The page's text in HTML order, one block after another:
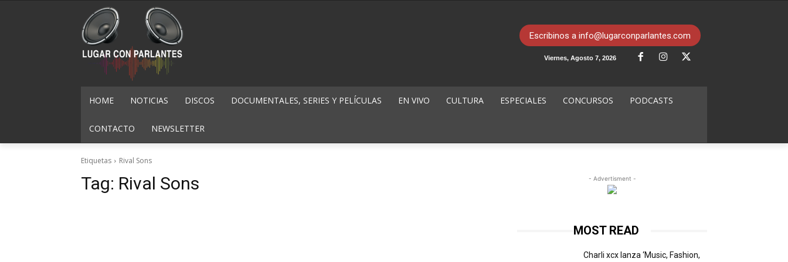
Escribinos a info@lugarconparlantes.com
Viernes, Agosto 7, 2026
HOME NOTICIAS DISCOS DOCUMENTALES, SERIES Y PELÍCULAS EN VIVO CULTURA ESPECIALES CONCURSOS PODCASTS
CONTACTO NEWSLETTER
Etiquetas Rival Sons
Tag: Rival Sons - Advertisment -
MOST READ
Charli xcx lanza ‘Music, Fashion,